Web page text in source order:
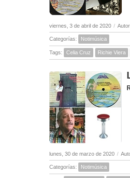
viernes, 3 de abril de 2020 /
Categorías: Notimúsica
Tags: Celia Cruz Richie Viera
lunes, 30 de marzo de 2020 /
Categorías: Notimúsica